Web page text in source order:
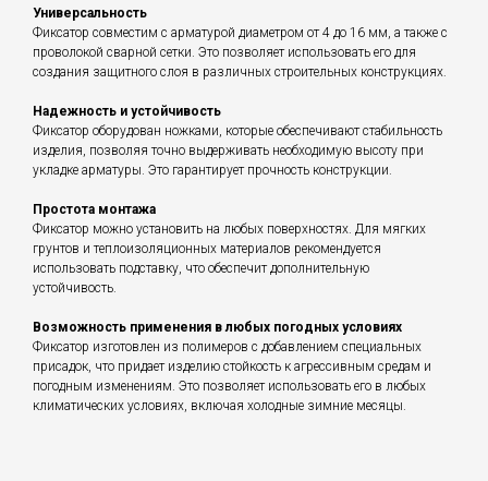
Универсальность
Фиксатор совместим с арматурой диаметром от 4 до 16 мм, а также с
проволокой сварной сетки. Это позволяет использовать его для
создания защитного слоя в различных строительных конструкциях.
Надежность и устойчивость
Фиксатор оборудован ножками, которые обеспечивают стабильность
изделия, позволяя точно выдерживать необходимую высоту при
укладке арматуры. Это гарантирует прочность конструкции.
Простота монтажа
Фиксатор можно установить на любых поверхностях. Для мягких
грунтов и теплоизоляционных материалов рекомендуется
использовать подставку, что обеспечит дополнительную
устойчивость.
Возможность применения в любых погодных условиях
Фиксатор изготовлен из полимеров с добавлением специальных
присадок, что придает изделию стойкость к агрессивным средам и
погодным изменениям. Это позволяет использовать его в любых
климатических условиях, включая холодные зимние месяцы.